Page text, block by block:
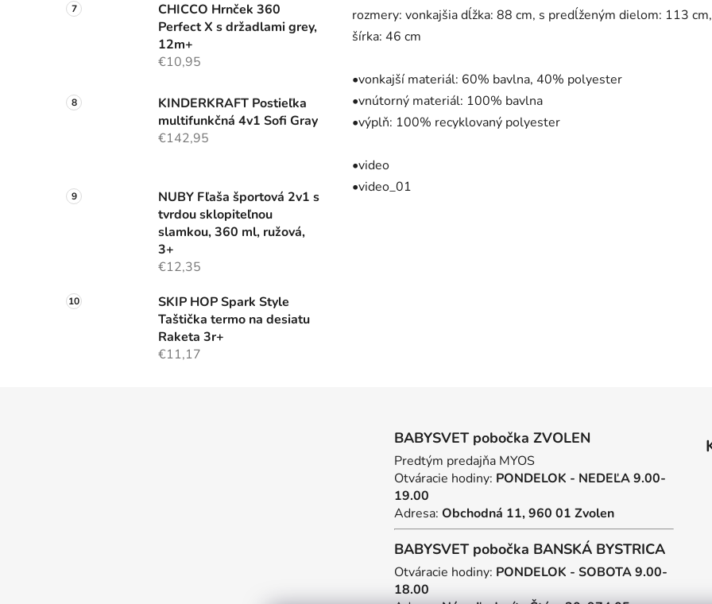
CHICCO Hrnček 360
Perfect X s držadlami grey,
12m+
€10,95
KINDERKRAFT Postieľka
multifunkčná 4v1 Sofi Gray
€142,95
NUBY Fľaša športová 2v1 s
tvrdou sklopiteľnou
slamkou, 360 ml, ružová,
3+
€12,35
SKIP HOP Spark Style
Taštička termo na desiatu
Raketa 3r+
€11,17
rozmery: vonkajšia dĺžka: 88 cm, s predĺženým dielom: 113 cm,
šírka: 46 cm
•vonkajší materiál: 60% bavlna, 40% polyester
•vnútorný materiál: 100% bavlna
•výplň: 100% recyklovaný polyester
•video
•video_01
BABYSVET pobočka ZVOLEN
Predtým predajňa MYOS
Otváracie hodiny: PONDELOK - NEDEĽA 9.00-
19.00
Adresa: Obchodná 11, 960 01 Zvolen
BABYSVET pobočka BANSKÁ BYSTRICA
Otváracie hodiny: PONDELOK - SOBOTA 9.00-
18.00